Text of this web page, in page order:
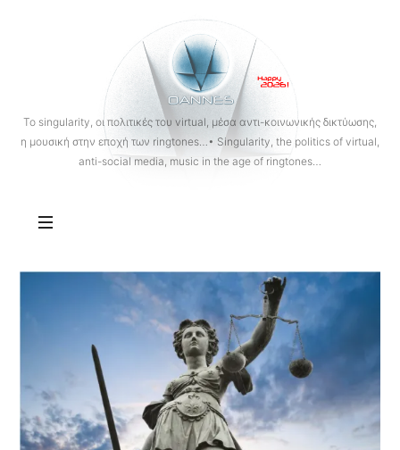
OANNES
To singularity, οι πολιτικές του virtual, μέσα αντι-κοινωνικής δικτύωσης,
η μουσική στην εποχή των ringtones…• Singularity, the politics of virtual,
anti-social media, music in the age of ringtones…